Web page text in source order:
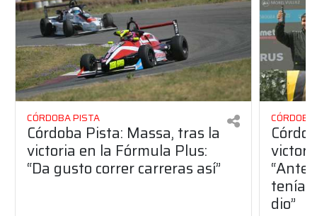
CÓRDOBA PISTA
Córdoba Pista: Massa, tras la
victoria en la Fórmula Plus:
“Da gusto correr carreras así”
dio”